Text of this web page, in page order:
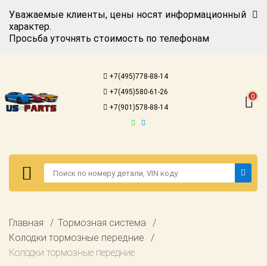
Уважаемые клиенты, цены носят информационный
характер.
Просьба уточнять стоимость по телефонам
+7(495)778-88-14
+7(495)580-61-26
+7(901)578-88-14
0
Авторизация
американских
автомобилей
запросу
техобслуживание
Регистрация
Главная
Тормозная система
Колодки тормозные передние
Колодки тормозные передние